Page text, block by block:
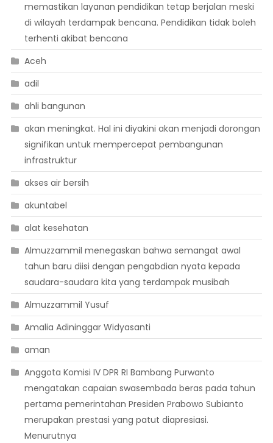
memastikan layanan pendidikan tetap berjalan meski
di wilayah terdampak bencana. Pendidikan tidak boleh
terhenti akibat bencana
Aceh
adil
ahli bangunan
akan meningkat. Hal ini diyakini akan menjadi dorongan
signifikan untuk mempercepat pembangunan
infrastruktur
akses air bersih
akuntabel
alat kesehatan
Almuzzammil menegaskan bahwa semangat awal
tahun baru diisi dengan pengabdian nyata kepada
saudara-saudara kita yang terdampak musibah
Almuzzammil Yusuf
Amalia Adininggar Widyasanti
aman
Anggota Komisi IV DPR RI Bambang Purwanto
mengatakan capaian swasembada beras pada tahun
pertama pemerintahan Presiden Prabowo Subianto
merupakan prestasi yang patut diapresiasi.
Menurutnya